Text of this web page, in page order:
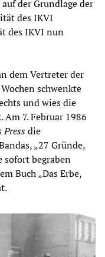
der Grundlage der
des IKVI
des IKVI nun
dem Vertreter der
schwenkte
und wies die
7. Februar 1986
Pressdie
„27 Gründe,
sofort begraben
Buch „Das Erbe,